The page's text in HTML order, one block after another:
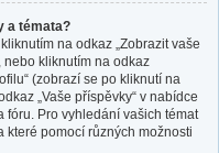
a témata?
na odkaz „Zobrazit vaše
nebo kliknutím na odkaz
(zobrazí se po kliknutí na
„Vaše příspěvky“ v nabídce
fóru. Pro vyhledání vašich témat
které pomocí různých možnosti